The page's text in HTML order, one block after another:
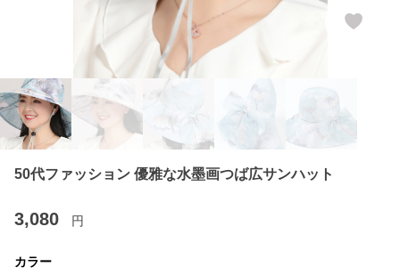
50代ファッション 優雅な水墨画つば広サンハット
3,080 円
カラー